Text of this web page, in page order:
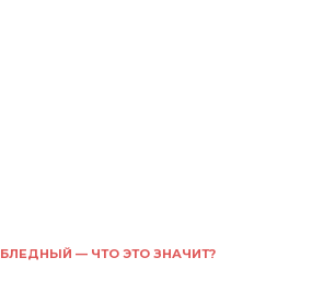
БЛЕДНЫЙ — ЧТО ЭТО ЗНАЧИТ?